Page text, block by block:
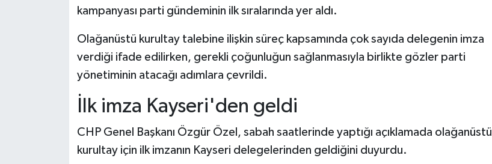
kampanyası parti gündeminin ilk sıralarında yer aldı.
Olağanüstü kurultay talebine ilişkin süreç kapsamında çok sayıda delegenin imza
verdiği ifade edilirken, gerekli çoğunluğun sağlanmasıyla birlikte gözler parti
yönetiminin atacağı adımlara çevrildi.
İlk imza Kayseri'den geldi
CHP Genel Başkanı Özgür Özel, sabah saatlerinde yaptığı açıklamada olağanüstü
kurultay için ilk imzanın Kayseri delegelerinden geldiğini duyurdu.